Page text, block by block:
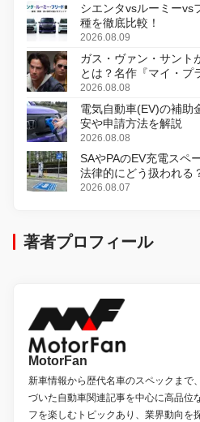
シエンタvsルーミーvs
種を徹底比較！
2026.08.09
ガス・ヴァン・サント
とは？名作『マイ・プ
初のデジタルリマスタ
2026.08.08
電気自動車(EV)の補助
安や申請方法を解説
2026.08.08
SAやPAのEV充電スペ
法律的にどう扱われる
2026.08.07
著者プロフィール
MotorFan
新車情報から歴代名車のスペックまで
づいた自動車関連記事を中心に高品位
フを楽しむトピックあり、業界動向を